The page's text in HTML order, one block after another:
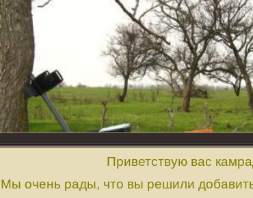
Приветствую вас
Мы очень рады, что вы решили